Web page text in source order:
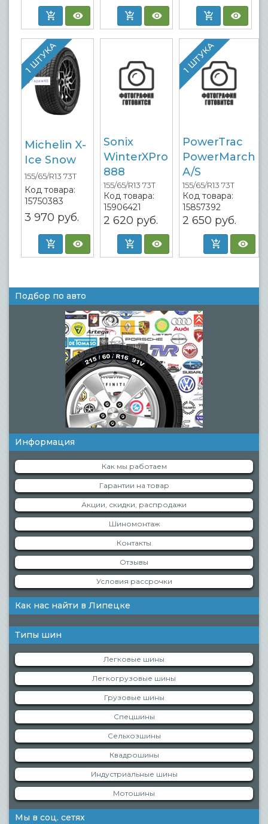
1 ШТУКА
Michelin X-
Ice Snow
155/65/R13 73T
Код товара:
15750383
3 970 руб.
Sonix
WinterXPro
888
155/65/R13 73T
Код товара:
15906421
2 620 руб.
1 ШТУКА
PowerTrac
PowerMarch
A/S
155/65/R13 73T
Код товара:
15857392
2 650 руб.
Подбор по авто
Информация
Как мы работаем
Гарантии на товар
Акции, скидки, распродажи
Шиномонтаж
Контакты
Отзывы
Условия рассрочки
Как нас найти в Липецке
Типы шин
Легковые шины
Легкогрузовые шины
Грузовые шины
Спецшины
Сельхозшины
Квадрошины
Индустриальные шины
Мотошины
Мы в соц. сетях